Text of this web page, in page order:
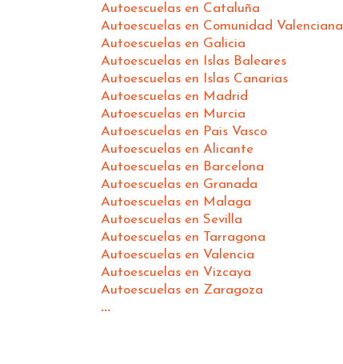
Autoescuelas en Cataluña
Autoescuelas en Comunidad Valenciana
Autoescuelas en Galicia
Autoescuelas en Islas Baleares
Autoescuelas en Islas Canarias
Autoescuelas en Madrid
Autoescuelas en Murcia
Autoescuelas en Pais Vasco
Autoescuelas en Alicante
Autoescuelas en Barcelona
Autoescuelas en Granada
Autoescuelas en Malaga
Autoescuelas en Sevilla
Autoescuelas en Tarragona
Autoescuelas en Valencia
Autoescuelas en Vizcaya
Autoescuelas en Zaragoza
...